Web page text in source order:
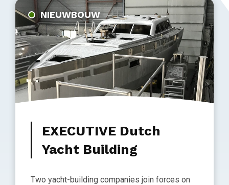
NIEUWBOUW
EXECUTIVE Dutch
Yacht Building
Two yacht-building companies join forces on